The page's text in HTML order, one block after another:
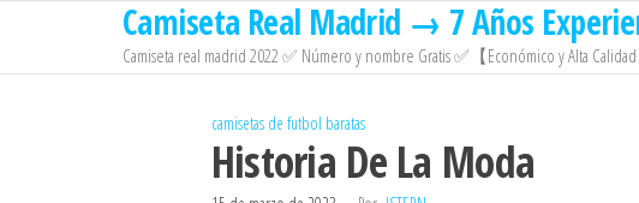
contenido
Camiseta Real Madrid → 7 Años
Camiseta real madrid 2022 ✅ Número y nombre Gratis ✅【Económico y Alta Calidad
camisetas de futbol baratas
Historia De La Moda